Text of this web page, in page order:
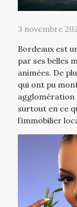
3 novembre
Bordeaux est
par ses belles
animées. De
qui ont pu
agglomération
surtout en ce
l’immobilier